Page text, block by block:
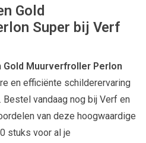
Gold
Super bij Verf
Gold Muurverfroller Perlon
en efficiënte schilderervaring
vandaag nog bij Verf en
van deze hoogwaardige
stuks voor al je